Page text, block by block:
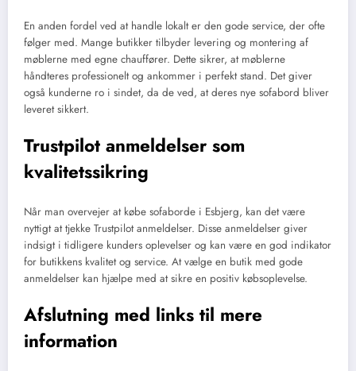
En anden fordel ved at handle lokalt er den gode service, der ofte
følger med. Mange butikker tilbyder levering og montering af
møblerne med egne chauffører. Dette sikrer, at møblerne
håndteres professionelt og ankommer i perfekt stand. Det giver
også kunderne ro i sindet, da de ved, at deres nye sofabord bliver
leveret sikkert.
Trustpilot anmeldelser som
kvalitetssikring
Når man overvejer at købe sofaborde i Esbjerg, kan det være
nyttigt at tjekke Trustpilot anmeldelser. Disse anmeldelser giver
indsigt i tidligere kunders oplevelser og kan være en god indikator
for butikkens kvalitet og service. At vælge en butik med gode
anmeldelser kan hjælpe med at sikre en positiv købsoplevelse.
Afslutning med links til mere
information